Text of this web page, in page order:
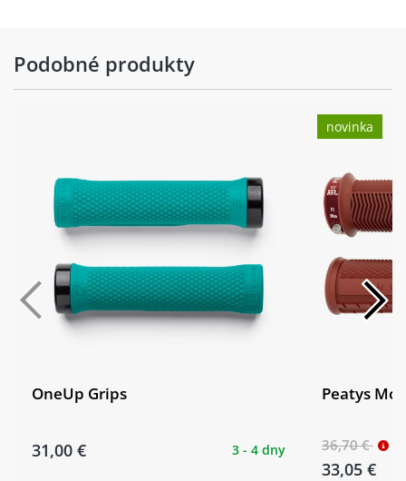
Podobné produkty
OneUp Grips
31,00 € 3 - 4 dny
novinka
Peatys
36,70 €
33,05 €